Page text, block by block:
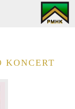
KONCERT